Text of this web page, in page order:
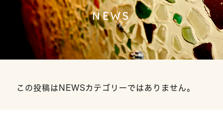
NEWS
この投稿はNEWSカテゴリーではありません。